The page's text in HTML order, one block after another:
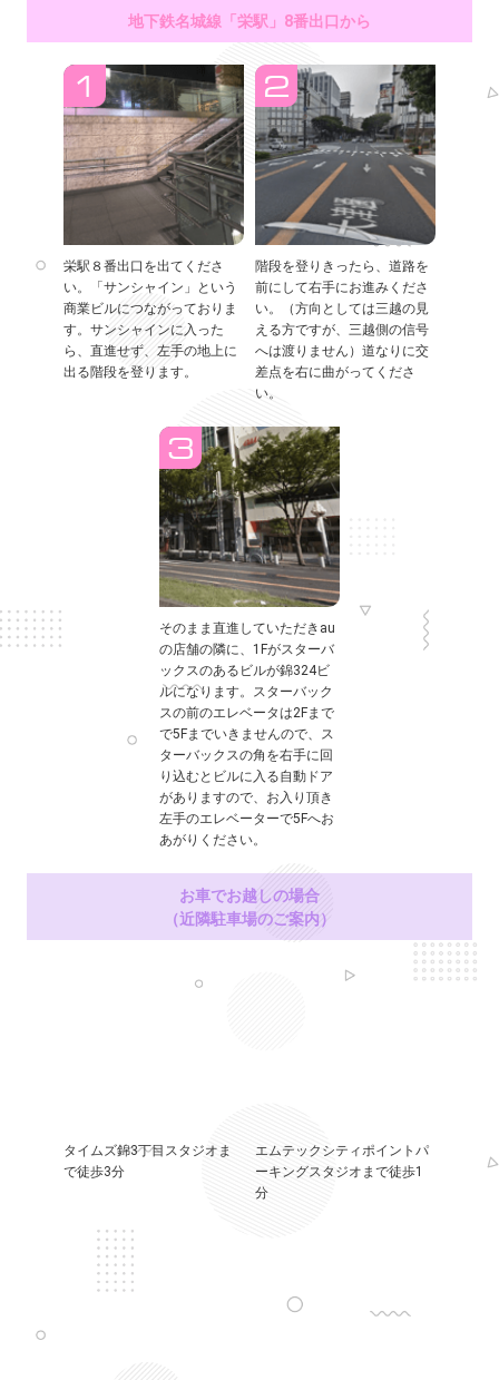
地下鉄名城線「栄駅」8番出口から
栄駅８番出口を出てくださ
い。「サンシャイン」という
商業ビルにつながっておりま
す。サンシャインに入った
ら、直進せず、左手の地上に
出る階段を登ります。
階段を登りきったら、道路を
前にして右手にお進みくださ
い。（方向としては三越の見
える方ですが、三越側の信号
へは渡りません）道なりに交
差点を右に曲がってくださ
い。
そのまま直進していただきau
の店舗の隣に、1Fがスターバ
ックスのあるビルが錦324ビ
ルになります。スターバック
スの前のエレベータは2Fまで
で5Fまでいきませんので、ス
ターバックスの角を右手に回
り込むとビルに入る自動ドア
がありますので、お入り頂き
左手のエレベーターで5Fへお
あがりください。
お車でお越しの場合
（近隣駐車場のご案内）
タイムズ錦3丁目スタジオま
で徒歩3分
エムテックシティポイントパ
ーキングスタジオまで徒歩1
分